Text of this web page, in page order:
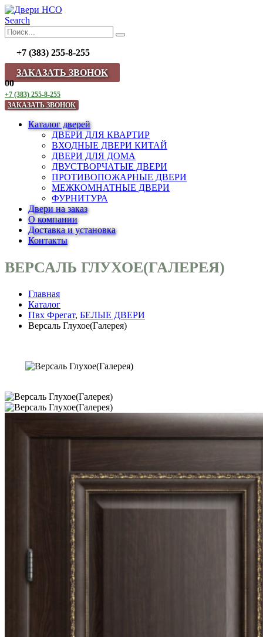
Search
+7 (383) 255-8-255
ЗАКАЗАТЬ ЗВОНОК
00
+7 (383) 255-8-255
ЗАКАЗАТЬ ЗВОНОК
Каталог дверей
ДВЕРИ ДЛЯ КВАРТИР
ВХОДНЫЕ ДВЕРИ КИТАЙ
ДВЕРИ ДЛЯ ДОМА
ДВУСТВОРЧАТЫЕ ДВЕРИ
ПРОТИВОПОЖАРНЫЕ ДВЕРИ
МЕЖКОМНАТНЫЕ ДВЕРИ
ФУРНИТУРА
Двери на заказ
О компании
Доставка и установка
Контакты
ВЕРСАЛЬ ГЛУХОЕ(ГАЛЕРЕЯ)
Главная
Каталог
Пвх Фрегат, БЕЛЫЕ ДВЕРИ
Версаль Глухое(Галерея)